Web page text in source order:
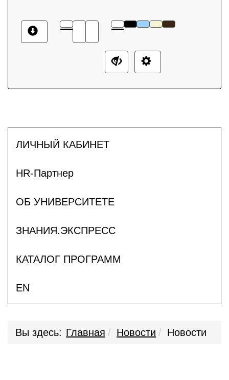
ЛИЧНЫЙ КАБИНЕТ
HR-Партнер
ОБ УНИВЕРСИТЕТЕ
ЗНАНИЯ.ЭКСПРЕСС
КАТАЛОГ ПРОГРАММ
EN
Вы здесь: Главная Новости Новости